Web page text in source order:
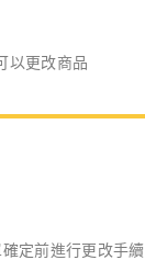
以更改商品
定前進行更改手續